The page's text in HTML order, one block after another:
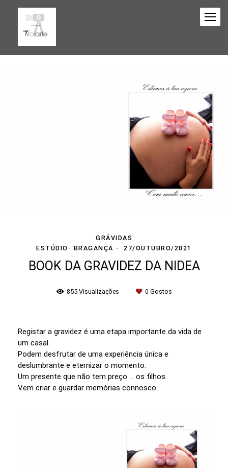
GRÁVIDAS
ESTÚDIO- BRAGANÇA
27/OUTUBRO/2021
BOOK DA GRAVIDEZ DA NIDEA
855Visualizações 0 Gostos
Registar a gravidez é uma etapa importante da vida de
um casal.
Podem desfrutar de uma experiência única e
deslumbrante e eternizar o momento.
Um presente que não tem preço ... os filhos.
Vem criar e guardar memórias connosco.